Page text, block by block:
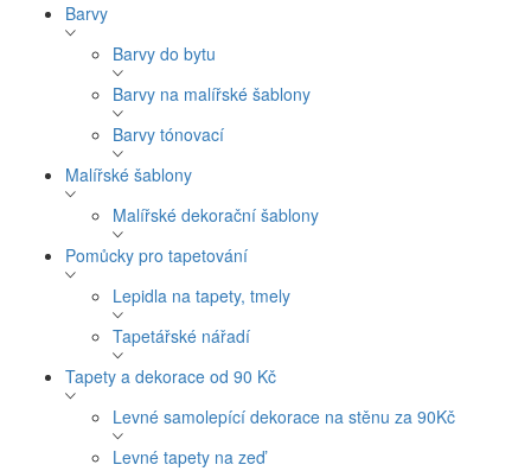
Barvy
Barvy do bytu
Barvy na malířské šablony
Barvy tónovací
Malířské šablony
Malířské dekorační šablony
Pomůcky pro tapetování
Lepidla na tapety, tmely
Tapetářské nářadí
Tapety a dekorace od 90 Kč
Levné samolepící dekorace na stěnu za 90Kč
Levné tapety na zeď